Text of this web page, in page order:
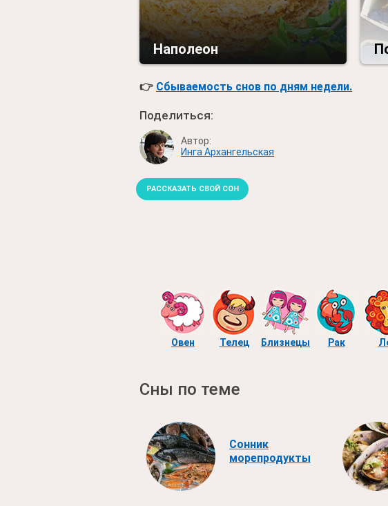
Наполеон
👉 Сбываемость снов по дням недели.
Поделиться:
Автор:
Инга Архангельская
РАССКАЗАТЬ СВОЙ СОН
Овен Телец Близнецы Рак
Сны по теме
Сонник
морепродукты